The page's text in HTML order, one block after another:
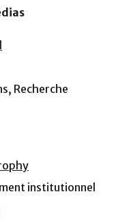
Recherche
institutionnel